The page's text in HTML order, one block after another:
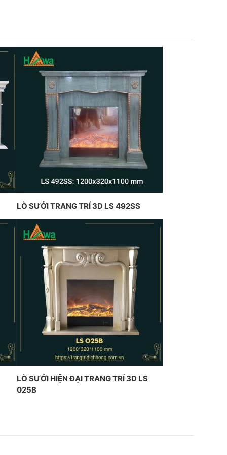
LÒ SƯỞI TRANG TRÍ 3D LS 492SS
LÒ SƯỞI HIỆN ĐẠI TRANG TRÍ 3D LS
025B